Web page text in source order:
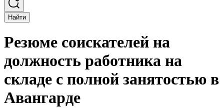
Найти
Резюме соискателей на
должность работника на
складе с полной занятостью в
Авангарде